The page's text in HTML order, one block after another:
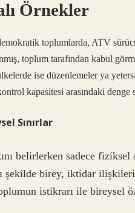
Örnekler
toplumlarda, ATV
toplum tarafından kabul
ise düzenlemeler ya
kapasitesi arasındaki denge
Sınırlar
belirlerken sadece fiziksel
şekilde birey, iktidar ilişkileri
istikrarı ile bireysel